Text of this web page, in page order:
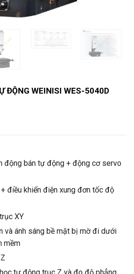
ĐỘNG WEINISI WES-5040D
động bán tự động + động cơ servo
điều khiển điện xung đơn tốc độ
XY
và ánh sáng bề mặt bị mờ đi dưới
mềm